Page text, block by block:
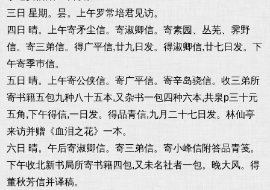
三日 星期。昙。上午罗常培君见访。
四日 晴。上午寄矛尘信。寄淑卿信。寄素园、丛芜、霁野
信。寄三弟信。得广平信,廿九日发。得淑卿信,廿七日发。下
午寄季巿信。
五日 晴。上午寄公侠信。寄广平信。寄辛岛骁信。收三弟所
寄书籍五包九种八十五本,又杂书一包四种六本,共泉p三十元
五角,下午得信,一日发。得品青信,九月二十七日发。林仙亭
来访并赠《血泪之花》一本。
六日 晴。午后寄淑卿信。寄三弟信。寄小峰信附答品青笺。
下午收北新书局所寄书籍四包,又未名社者一包。晚大风。得
董秋芳信并译稿。